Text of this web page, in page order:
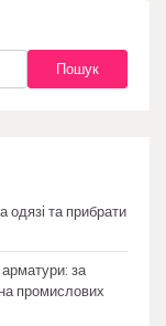
Пошук
одязі та прибрати
за
промислових